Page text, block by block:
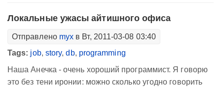
Локальные ужасы айтишного офиса
Отправлено myx в Вт, 2011-03-08 03:40
Tags: job, story,db, programming
Наша Анечка - очень хороший программист. Я говорю
это без тени иронии: можно сколько угодно говорить